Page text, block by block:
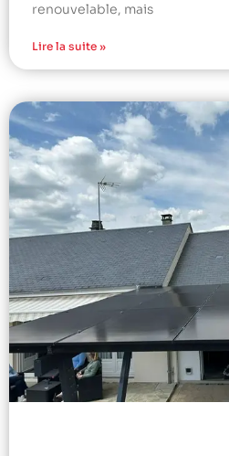
renouvelable, mais
Lire la suite »